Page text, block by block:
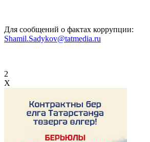
Для сообщений о фактах коррупции:
Shamil.Sadykov@tatmedia.ru
2
X